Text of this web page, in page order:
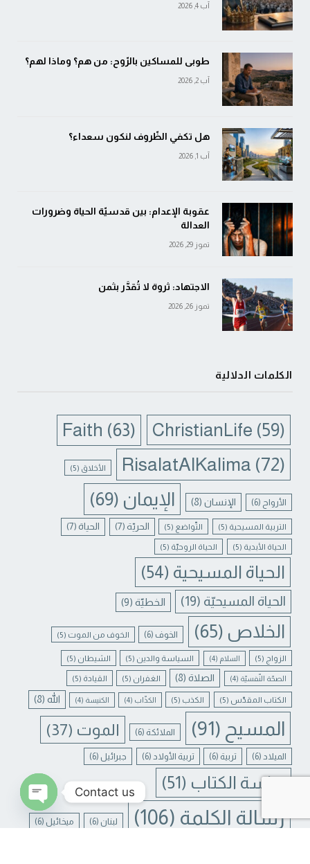
آب 4, 2026
طوبى للمساكين بالرّوح: من هم؟ وماذا لهم؟
آب 2, 2026
هل تكفي الظّروف لنكون سعداء؟
آب 1, 2026
عقوبة الإعدام: بين قدسيّة الحياة وضرورات
العدالة
تموز 29, 2026
الاجتهاد: ثروة لا تُقدَّر بثمن
تموز 26, 2026
الكلمات الدلالية
ChristianLife (59)
Faith (63)
RisalatAlKalima (72) الأخلاق (5)
الأرواح (6) الإنسان(8) الإيمان (69)
التربية المسيحية (5) التّواضع (5) الحريّة (7) الحياة (7)
الحياة الأبدية (5) الحياة الروحيّة (5)
الحياة المسيحية (54)
الحياة المسيحيّة (19) الخطيّة (9)
الخلاص (65) الخوف (6) الخوف من الموت (5)
الزواج (5) السلام (4) السياسة والدين (5) الشيطان (5)
الصحّة النّفسيّة (4) الصلاة(8) الغفران (5) القيادة (5)
الكتاب المقدّس (5) الكذب (5) الكذّاب (4) الكنيسة (4) الله (8)
المسيح (91) الملائكة (6) الموت (37)
الميلاد (6) تربية (6) تربية الأولاد (6) جبرائيل (6)
دراسة الكتاب (51)
رسالة الكلمة (106) لبنان (6) ميخائيل (6)
Contact us
CHATY